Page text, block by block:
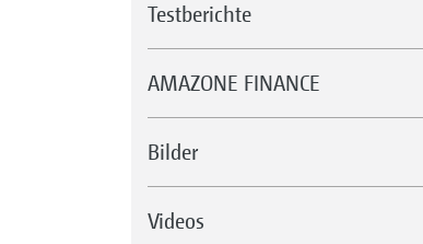
Testberichte
AMAZONE FINANCE
Bilder
Videos